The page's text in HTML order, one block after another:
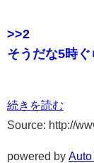
>>2
そうだな5時
続きを読む
Source: http://
powered by Auto